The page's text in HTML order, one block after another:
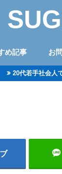
め記事 お
20代若手社会人